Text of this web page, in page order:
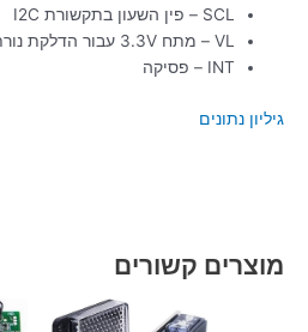
SCL – פין השעון בתקשורת I2C
VL – מתח 3.3V עבור הדלקת נורת ה- IR (לפי הצורך)
INT – פסיקה
גיליון נתונים
מוצרים קשורים